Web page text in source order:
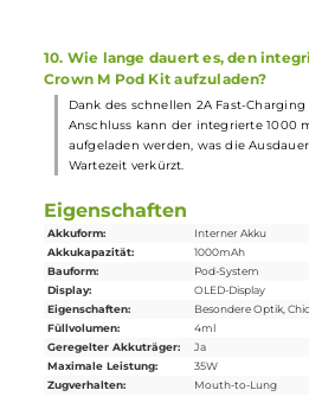
Silikonverschluss, das eine
ermöglicht. Der Coil-Wechsel
System.
7. Welche Technischen Daten
Kit?
Das Kit verfügt über eine
darunter eine kompakte Form,
USB Typ-C Fast-Charging, eine
Watt, verschiedene
die innovative Meshed-H Twin-
8. Welche Farbvarianten sind